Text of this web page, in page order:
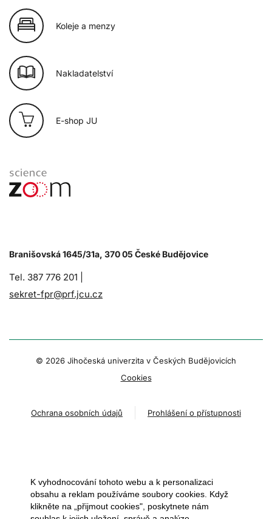
Koleje a menzy
Nakladatelství
E-shop JU
Branišovská 1645/31a, 370 05 České Budějovice
Tel. 387 776 201 |
sekret-fpr@prf.jcu.cz
© 2026 Jihočeská univerzita v Českých Budějovicích
Cookies
Ochrana osobních údajů Prohlášení o přístupnosti
K vyhodnocování tohoto webu a k personalizaci
obsahu a reklam používáme soubory cookies. Když
klikněte na „přijmout cookies", poskytnete nám